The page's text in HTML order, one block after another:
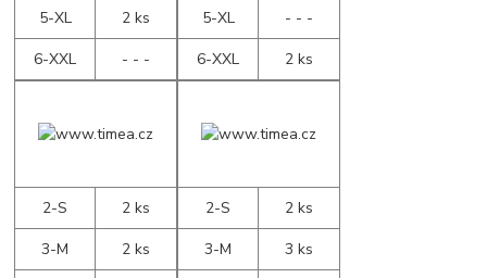
5-XL
2 ks
6-XXL
- - -
5-XL
- - -
6-XXL
2 ks
2-S
2 ks
3-M
2 ks
2-S
2 ks
3-M
3 ks